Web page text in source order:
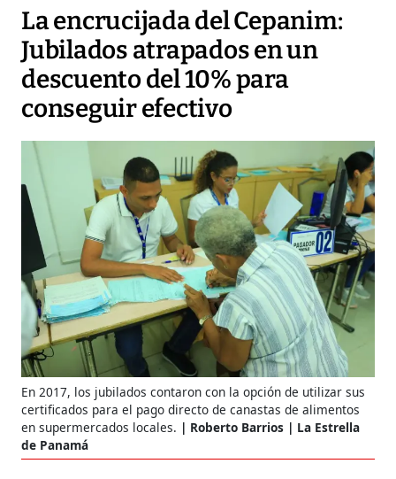
La encrucijada del Cepanim:
Jubilados atrapados en un
descuento del 10% para
conseguir efectivo
En 2017, los jubilados contaron con la opción de utilizar sus
certificados para el pago directo de canastas de alimentos
en supermercados locales.
Roberto Barrios | La Estrella
de Panamá